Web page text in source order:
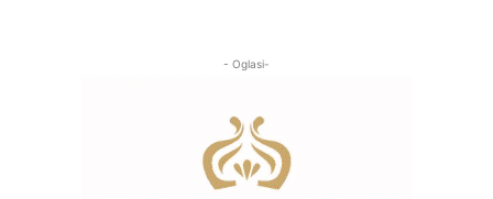
- Oglasi-